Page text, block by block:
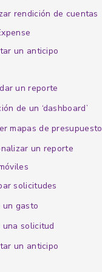
rendición de cuentas
un anticipo
un reporte
de un ‘dashboard’
mapas de presupuesto
un reporte
solicitudes
un gasto
una solicitud
un anticipo